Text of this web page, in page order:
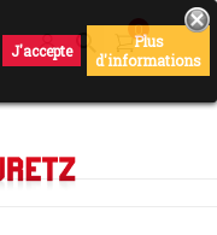
0
J'accepte
Plus
d'informations